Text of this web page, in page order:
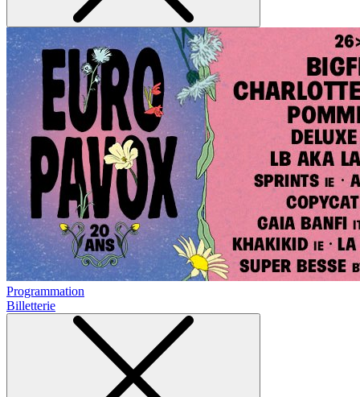
Programmation
Billetterie